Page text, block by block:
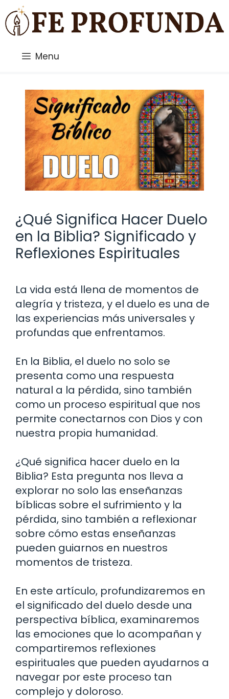
Saltar
al
contenido
Menu
¿Qué Significa Hacer Duelo
en la Biblia? Significado y
Reflexiones Espirituales
La vida está llena de momentos de
alegría y tristeza, y el duelo es una de
las experiencias más universales y
profundas que enfrentamos.
En la Biblia, el duelo no solo se
presenta como una respuesta
natural a la pérdida, sino también
como un proceso espiritual que nos
permite conectarnos con Dios y con
nuestra propia humanidad.
¿Qué significa hacer duelo en la
Biblia? Esta pregunta nos lleva a
explorar no solo las enseñanzas
bíblicas sobre el sufrimiento y la
pérdida, sino también a reflexionar
sobre cómo estas enseñanzas
pueden guiarnos en nuestros
momentos de tristeza.
En este artículo, profundizaremos en
el significado del duelo desde una
perspectiva bíblica, examinaremos
las emociones que lo acompañan y
compartiremos reflexiones
espirituales que pueden ayudarnos a
navegar por este proceso tan
complejo y doloroso.